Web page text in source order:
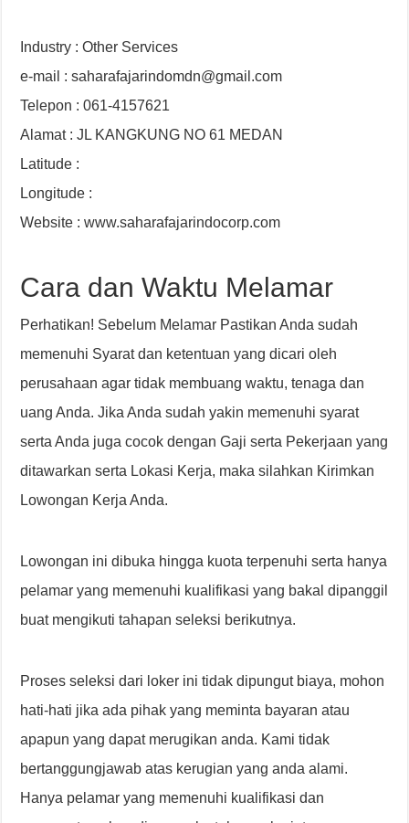
Industry : Other Services
e-mail : saharafajarindomdn@gmail.com
Telepon : 061-4157621
Alamat : JL KANGKUNG NO 61 MEDAN
Latitude :
Longitude :
Website : www.saharafajarindocorp.com
Cara dan Waktu Melamar
Perhatikan! Sebelum Melamar Pastikan Anda sudah
memenuhi Syarat dan ketentuan yang dicari oleh
perusahaan agar tidak membuang waktu, tenaga dan
uang Anda. Jika Anda sudah yakin memenuhi syarat
serta Anda juga cocok dengan Gaji serta Pekerjaan yang
ditawarkan serta Lokasi Kerja, maka silahkan Kirimkan
Lowongan Kerja Anda.
Lowongan ini dibuka hingga kuota terpenuhi serta hanya
pelamar yang memenuhi kualifikasi yang bakal dipanggil
buat mengikuti tahapan seleksi berikutnya.
Proses seleksi dari loker ini tidak dipungut biaya, mohon
hati-hati jika ada pihak yang meminta bayaran atau
apapun yang dapat merugikan anda. Kami tidak
bertanggungjawab atas kerugian yang anda alami.
Hanya pelamar yang memenuhi kualifikasi dan